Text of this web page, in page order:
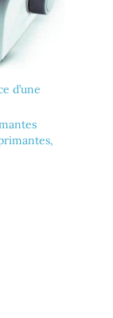
d’une
,